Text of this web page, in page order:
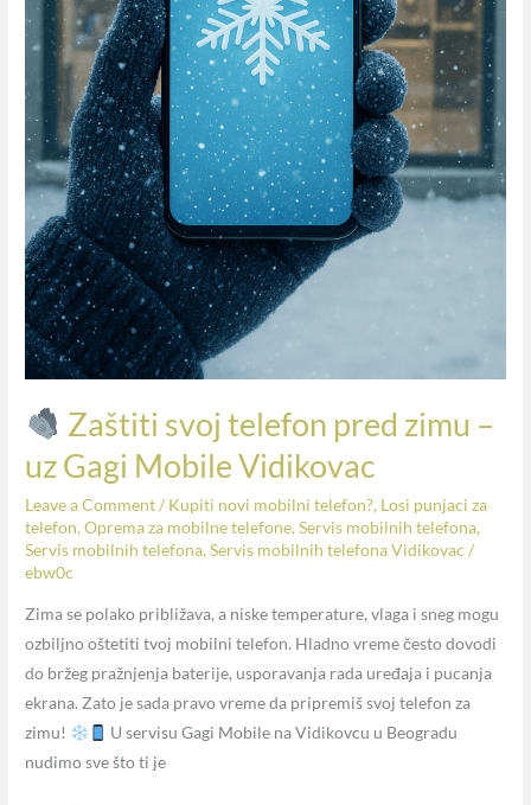
Zaštiti svoj telefon pred zimu –
uz Gagi Mobile Vidikovac
Leave a Comment/ Kupiti novi mobilni telefon?, Losi punjaci za
telefon,Oprema za mobilne telefone,Servis mobilnih telefona,
Servis mobilnih telefona,Servis mobilnih telefona Vidikovac /
ebw0c
Zima se polako približava, a niske temperature, vlaga i sneg mogu
ozbiljno oštetiti tvoj mobilni telefon. Hladno vreme često dovodi
do bržeg pražnjenja baterije, usporavanja rada uređaja i pucanja
ekrana. Zato je sada pravo vreme da pripremiš svoj telefon za
zimu!
U servisu Gagi Mobile na Vidikovcu u Beogradu
nudimo sve što ti je